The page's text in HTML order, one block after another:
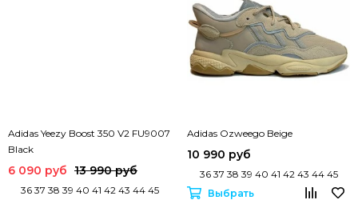
Adidas Yeezy Boost 350 V2 FU9007
Black
6 090 руб 13 990 руб
36 37 38 39 40 41 42 43 44 45
Adidas Ozweego Beige
10 990 руб
36 37 38 39 40 41 42 43 44 45
Выбрать